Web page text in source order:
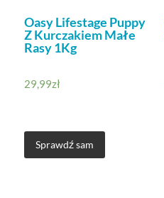
Oasy Lifestage Puppy
Z Kurczakiem Małe
Rasy 1Kg
29,99zł
Sprawdź sam